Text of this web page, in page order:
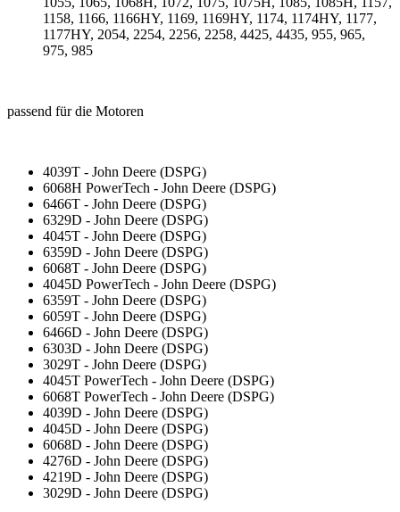
1158, 1166, 1166HY, 1169, 1169HY, 1174, 1174HY, 1177,
1177HY, 2054, 2254, 2256, 2258, 4425, 4435, 955, 965,
975, 985
passend für die Motoren
4039T - John Deere (DSPG)
6068H PowerTech - John Deere (DSPG)
6466T - John Deere (DSPG)
6329D - John Deere (DSPG)
4045T - John Deere (DSPG)
6359D - John Deere (DSPG)
6068T - John Deere (DSPG)
4045D PowerTech - John Deere (DSPG)
6359T - John Deere (DSPG)
6059T - John Deere (DSPG)
6466D - John Deere (DSPG)
6303D - John Deere (DSPG)
3029T - John Deere (DSPG)
4045T PowerTech - John Deere (DSPG)
6068T PowerTech - John Deere (DSPG)
4039D - John Deere (DSPG)
4045D - John Deere (DSPG)
6068D - John Deere (DSPG)
4276D - John Deere (DSPG)
4219D - John Deere (DSPG)
3029D - John Deere (DSPG)